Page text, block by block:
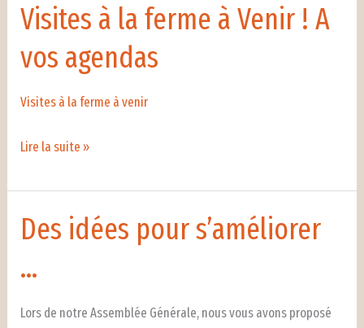
distributions
viandes
Visites à la ferme à Venir ! A
vos agendas
Visites à la ferme à venir
Visites
la
ferme
à
A
Lire la suite »
Des idées pour s’améliorer
…
Lors de notre Assemblée Générale, nous vous avons proposé